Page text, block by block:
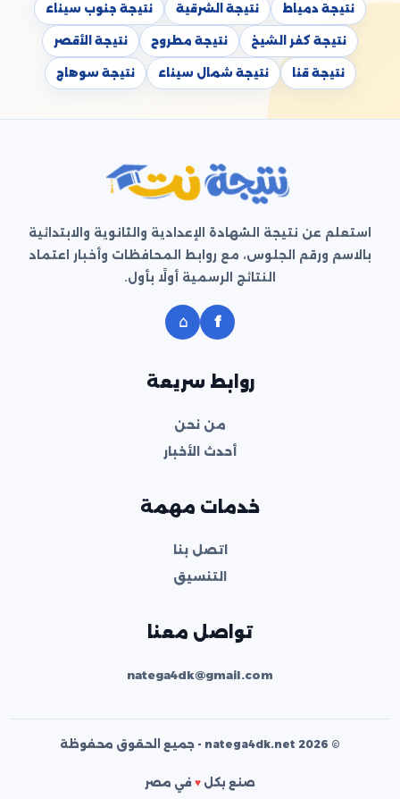
نتيجة دمياط نتيجة الشرقية نتيجة جنوب سيناء
نتيجة كفر الشيخ نتيجة مطروح نتيجة الأقصر
نتيجة قنا نتيجة شمال سيناء نتيجة سوهاج
استعلم عن نتيجة الشهادة الإعدادية والثانوية والابتدائية
بالاسم ورقم الجلوس، مع روابط المحافظات وأخبار اعتماد
النتائج الرسمية أولًا بأول.
f
⌂
روابط سريعة
من نحن
أحدث الأخبار
خدمات مهمة
اتصل بنا
التنسيق
تواصل معنا
natega4dk@gmail.com
© 2026 natega4dk.net - جميع الحقوق محفوظة
صنع بكل ♥ في مصر